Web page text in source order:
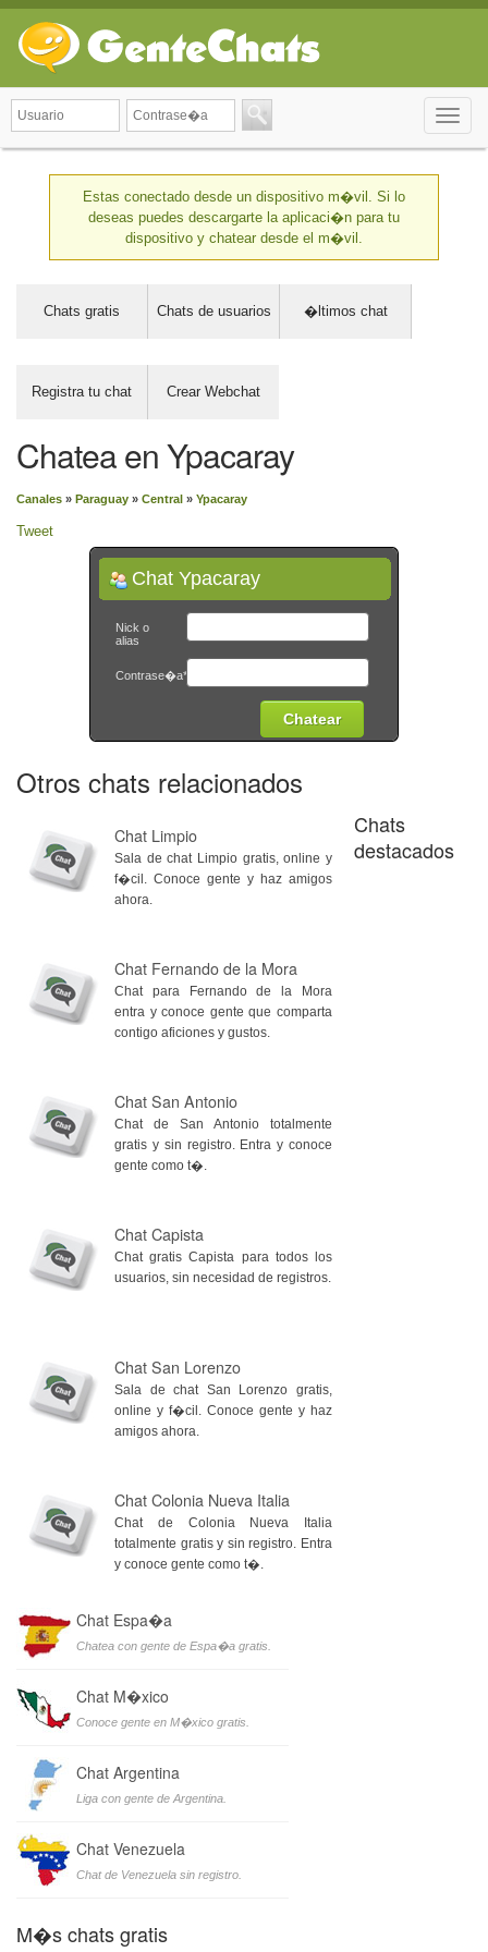
Toggle
Estas conectado desde un dispositivo m�vil. Si lo
deseas puedes descargarte la aplicaci�n para tu
dispositivo y chatear desde el m�vil.
Chats gratis Chats de usuarios �ltimos chat
Registra tu chat Crear Webchat
Chatea en Ypacaray
Canales » Paraguay » Central » Ypacaray
Tweet
Chat Ypacaray
Nick o
alias
Contrase�a*
Otros chats relacionados
Chat Limpio
Sala de chat Limpio gratis, online y
f�cil. Conoce gente y haz amigos
ahora.
Chat Fernando de la Mora
Chat para Fernando de la Mora
entra y conoce gente que comparta
contigo aficiones y gustos.
Chat San Antonio
Chat de San Antonio totalmente
gratis y sin registro. Entra y conoce
gente como t�.
Chat Capista
Chat gratis Capista para todos los
usuarios, sin necesidad de registros.
Chat San Lorenzo
Sala de chat San Lorenzo gratis,
online y f�cil. Conoce gente y haz
amigos ahora.
Chat Colonia Nueva Italia
Chat de Colonia Nueva Italia
totalmente gratis y sin registro. Entra
y conoce gente como t�.
Chats
destacados
Chat Espa�a
Chatea con gente de Espa�a gratis.
Chat M�xico
Conoce gente en M�xico gratis.
Chat Argentina
Liga con gente de Argentina.
Chat Venezuela
Chat de Venezuela sin registro.
M�s chats gratis